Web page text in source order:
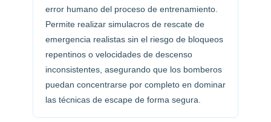
error humano del proceso de entrenamiento.
Permite realizar simulacros de rescate de
emergencia realistas sin el riesgo de bloqueos
repentinos o velocidades de descenso
inconsistentes, asegurando que los bomberos
puedan concentrarse por completo en dominar
las técnicas de escape de forma segura.